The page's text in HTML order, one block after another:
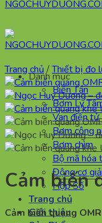
Danh mục
Biến Tần
Bơm Ly
Van điện tử
Bơm công
Bơm chìm
Bộ mã hóa
Động cơ
Hộp Số
Trang chủ
Giới thiệu
Trang chủ /Thiết bị đo
Cảm biến
Cảm biến quang